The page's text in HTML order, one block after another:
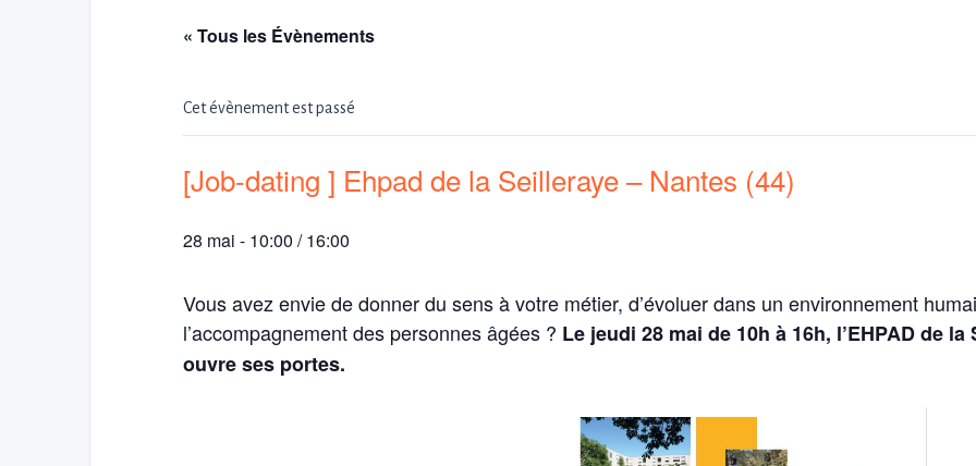
« Tous les Évènements
Cet évènement est passé
[Job-dating ] Ehpad de la Seilleraye – Nantes (44)
28 mai - 10:00 /16:00
Vous avez envie de donner du sens à votre métier, d’évoluer dans un environnement
l’accompagnement des personnes âgées ? Le jeudi 28 mai de 10h à 16h, l’EHPAD de
ouvre ses portes.